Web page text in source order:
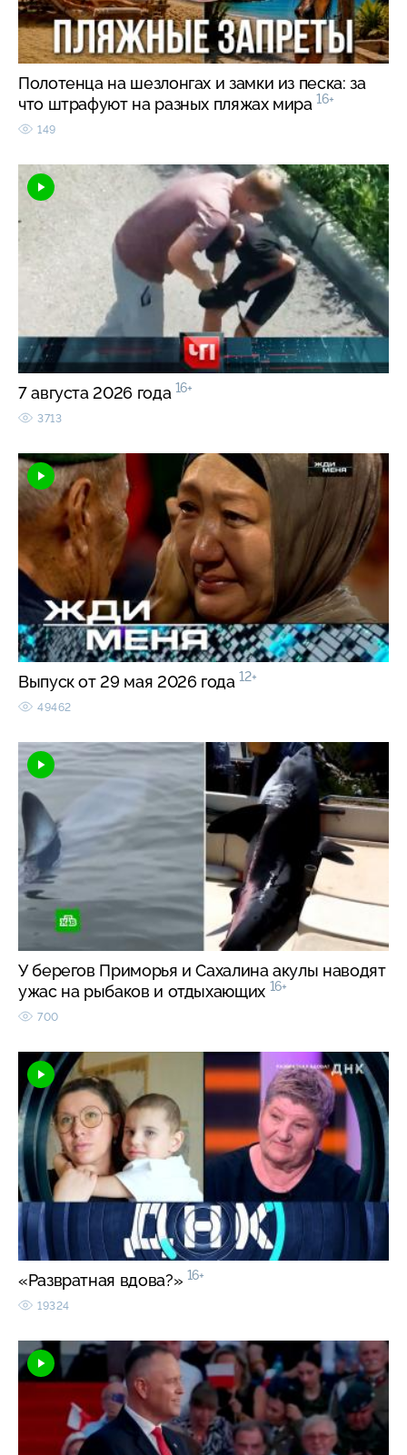
Полотенца на шезлонгах и замки из песка: за
что штрафуют на разных пляжах мира 16+
149
7 августа 2026 года 16+
3713
Выпуск от 29 мая 2026 года 12+
49462
У берегов Приморья и Сахалина акулы наводят
ужас на рыбаков и отдыхающих 16+
700
«Развратная вдова?» 16+
19324